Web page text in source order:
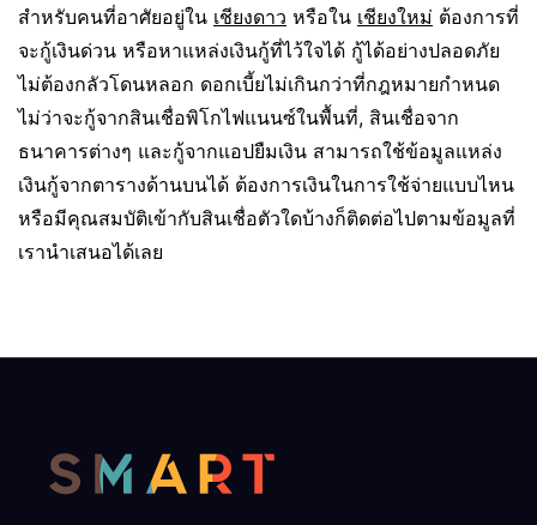
สำหรับคนที่อาศัยอยู่ใน เชียงดาว หรือใน เชียงใหม่ ต้องการที่
จะกู้เงินด่วน หรือหาแหล่งเงินกู้ที่ไว้ใจได้ กู้ได้อย่างปลอดภัย
ไม่ต้องกลัวโดนหลอก ดอกเบี้ยไม่เกินกว่าที่กฎหมายกำหนด
ไม่ว่าจะกู้จากสินเชื่อพิโกไฟแนนซ์ในพื้นที่, สินเชื่อจาก
ธนาคารต่างๆ และกู้จากแอปยืมเงิน สามารถใช้ข้อมูลแหล่ง
เงินกู้จากตารางด้านบนได้ ต้องการเงินในการใช้จ่ายแบบไหน
หรือมีคุณสมบัติเข้ากับสินเชื่อตัวใดบ้างก็ติดต่อไปตามข้อมูลที่
เรานำเสนอได้เลย